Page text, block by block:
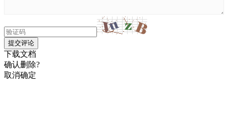
提交评论
下载文档
确认删除?
取消确定